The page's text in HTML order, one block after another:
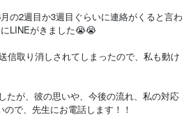
の2週目か3週目ぐらいに連絡がくると言わ
LINEがきました😭😭
信取り消しされてしまったので、私も動け
たが、彼の思いや、今後の流れ、私の対応
で、先生にお電話します！！